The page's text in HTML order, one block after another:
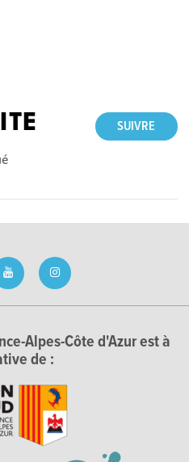
SUIVRE
Alpes-Côte d'Azur est à
de :